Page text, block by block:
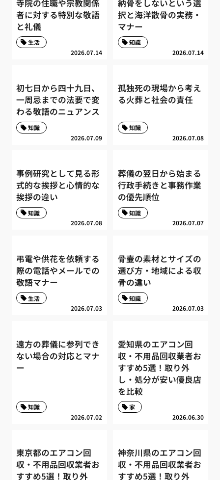
寺院の住職や宗教関係
者に対する特別な敬語
と礼儀
2026.07.14
生活
納骨をしないという選
択と海洋散骨の実務・
マナー
2026.07.14
知識
初七日から四十九日、
一周忌までの法要で変
わる敬語のニュアンス
2026.07.09
知識
孤独死の現場から考え
る火葬と社会の責任
2026.07.08
知識
事例研究として見る形
式的な挨拶と心情的な
挨拶の違い
2026.07.08
知識
葬儀の翌日から始まる
行政手続きと事務作業
の優先順位
2026.07.07
知識
弔電や供花を依頼する
際の電話やメールでの
敬語マナー
2026.07.03
生活
骨壷の素材とサイズの
選び方・地域による収
骨の違い
2026.07.03
知識
遠方の葬儀に参列でき
ない場合の対応とマナ
ー
2026.07.02
知識
愛知県のエアコン回
収・不用品回収業者お
すすめ5選！取り外
し・処分が安い優良店
を比較
2026.06.30
家
東京都のエアコン回
収・不用品回収業者お
すすめ5選！取り外
神奈川県のエアコン回
収・不用品回収業者お
すすめ5選！取り外